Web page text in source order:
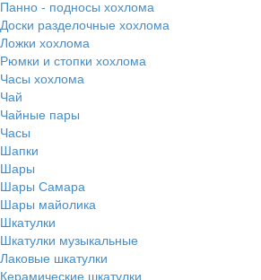
Панно - подносы хохлома
Доски разделочные хохлома
Ложки хохлома
Рюмки и стопки хохлома
Часы хохлома
Чай
Чайные пары
Часы
Шапки
Шары
Шары Самара
Шары майолика
Шкатулки
Шкатулки музыкальные
Лаковые шкатулки
Керамические шкатулки